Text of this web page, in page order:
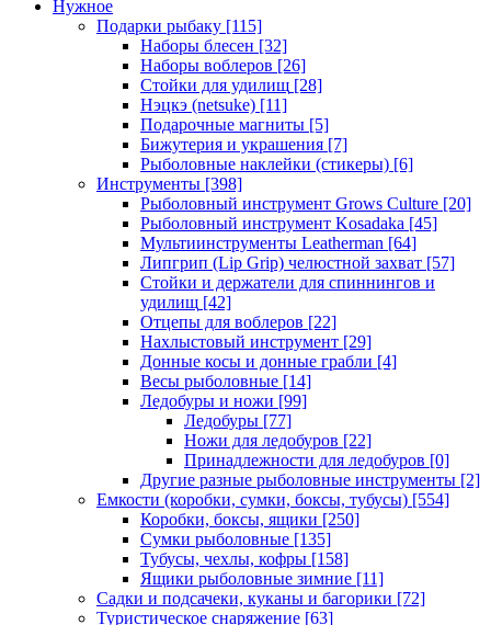
Нужное
Подарки рыбаку [115]
Наборы блесен [32]
Наборы воблеров [26]
Стойки для удилищ [28]
Нэцкэ (netsuke) [11]
Подарочные магниты [5]
Бижутерия и украшения [7]
Рыболовные наклейки (стикеры) [6]
Инструменты [398]
Рыболовный инструмент Grows Culture [20]
Рыболовный инструмент Kosadaka [45]
Мультиинструменты Leatherman [64]
Липгрип (Lip Grip) челюстной захват [57]
Стойки и держатели для спиннингов и
удилищ [42]
Отцепы для воблеров [22]
Нахлыстовый инструмент [29]
Донные косы и донные грабли [4]
Весы рыболовные [14]
Ледобуры и ножи [99]
Ледобуры [77]
Ножи для ледобуров [22]
Принадлежности для ледобуров [0]
Другие разные рыболовные инструменты [2]
Емкости (коробки, сумки, боксы, тубусы) [554]
Коробки, боксы, ящики [250]
Сумки рыболовные [135]
Тубусы, чехлы, кофры [158]
Ящики рыболовные зимние [11]
Садки и подсачеки, куканы и багорики [72]
Туристическое снаряжение [63]